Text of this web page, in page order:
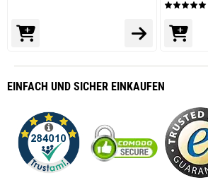
EINFACH UND SICHER EINKAUFEN